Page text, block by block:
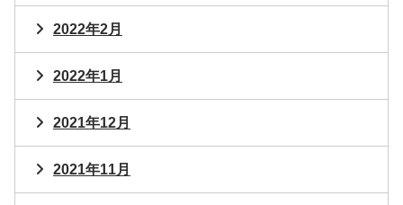
2022年2月
2022年1月
2021年12月
2021年11月